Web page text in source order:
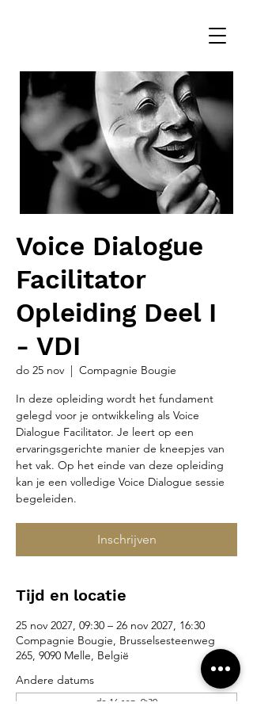
Voice Dialogue
Facilitator
Opleiding Deel I
- VDI
do 25 nov
  |
Compagnie Bougie
In deze opleiding wordt het fundament
gelegd voor je ontwikkeling als Voice
Dialogue Facilitator. Je leert op een
ervaringsgerichte manier de kneepjes van
het vak. Op het einde van deze opleiding
kan je een volledige Voice Dialogue sessie
begeleiden.
Inschrijven
Tijd en locatie
25 nov 2027, 09:30 – 26 nov 2027, 16:30
Compagnie Bougie, Brusselsesteenweg
265, 9090 Melle, België
Andere datums
do 16 sep, 9:30